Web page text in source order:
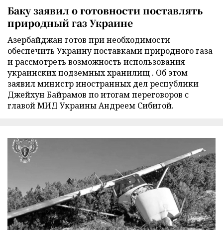
Баку заявил о готовности поставлять
природный газ Украине
Азербайджан готов при необходимости
обеспечить Украину поставками природного газа
и рассмотреть возможность использования
украинских подземных хранилищ . Об этом
заявил министр иностранных дел республики
Джейхун Байрамов по итогам переговоров с
главой МИД Украины Андреем Сибигой.